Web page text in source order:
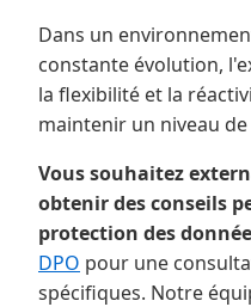
Dans un
constante évolution,
la flexibilité et la
maintenir un niveau
Vous souhaitez
obtenir des conseils
protection des
DPO pour une
spécifiques. Notre